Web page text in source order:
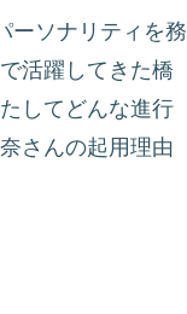
ーソナリティを務
活躍してきた橋
してどんな進行
さんの起用理由